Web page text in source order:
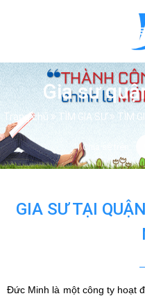
Gia sư
Trang chủ TÌM GIA SƯ TÌM
Chia sẻ trên:
GIA SƯ TẠI
Đức Minh là một công ty hoạt